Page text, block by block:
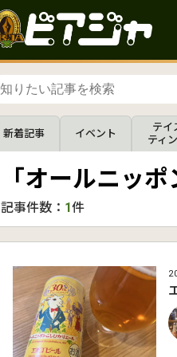
新着記事 イベント
テイ
ティ
「オールニッ
記事件数： 1件